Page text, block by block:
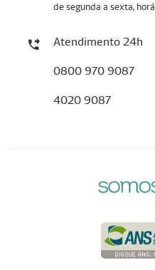
de segunda a sexta,
Atendimento 24h
0800 970 9087
4020 9087